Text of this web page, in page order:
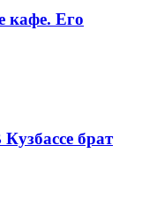
кафе. Его
брат